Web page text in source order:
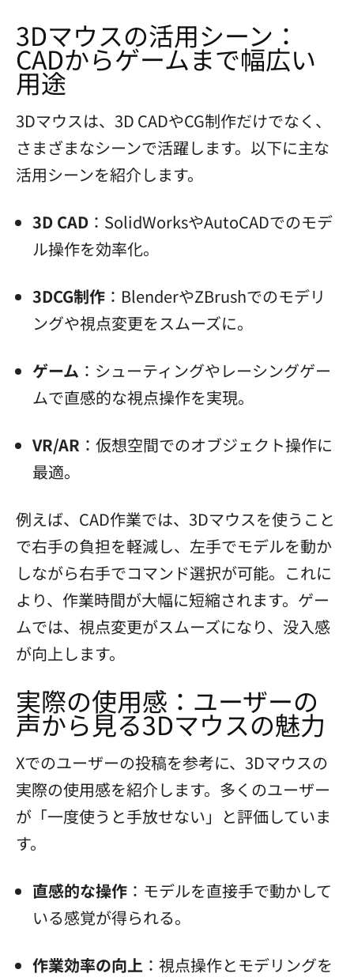
3Dマウスの活用シーン：
CADからゲームまで幅広い
用途
3Dマウスは、3D CADやCG制作だけでなく、
さまざまなシーンで活躍します。以下に主な
活用シーンを紹介します。
3D CAD ：SolidWorksやAutoCADでのモデ
ル操作を効率化。
3DCG制作 ：BlenderやZBrushでのモデリ
ングや視点変更をスムーズに。
ゲーム ：シューティングやレーシングゲー
ムで直感的な視点操作を実現。
VR/AR ：仮想空間でのオブジェクト操作に
最適。
例えば、CAD作業では、3Dマウスを使うこと
で右手の負担を軽減し、左手でモデルを動か
しながら右手でコマンド選択が可能。これに
より、作業時間が大幅に短縮されます。ゲー
ムでは、視点変更がスムーズになり、没入感
が向上します。
実際の使用感：ユーザーの
声から見る3Dマウスの魅力
Xでのユーザーの投稿を参考に、3Dマウスの
実際の使用感を紹介します。多くのユーザー
が「一度使うと手放せない」と評価していま
す。
直感的な操作 ：モデルを直接手で動かして
いる感覚が得られる。
作業効率の向上 ：視点操作とモデリングを